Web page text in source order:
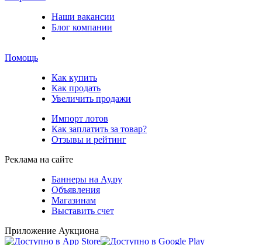
Наши вакансии
Блог компании
Помощь
Как купить
Как продать
Увеличить продажи
Импорт лотов
Как заплатить за товар?
Отзывы и рейтинг
Реклама на сайте
Баннеры на Ау.ру
Объявления
Магазинам
Выставить счет
Приложение Аукциона